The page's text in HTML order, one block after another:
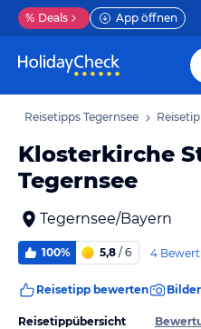
% Deals App öffnen
Reisetipps Tegernsee
Klosterkirche
Tegernsee
Tegernsee/Bayern
100% 5,8 / 6 4
Reisetipp bewerten
Reisetippübersicht